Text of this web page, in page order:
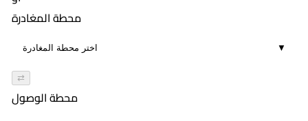
02:29٢:٢٥ PM
02:21
21
٣:٢٥ PM
٥:٥٠ PM
02:25
923
مكيف
٤:٠٠ PM23
محطة المغادرة
▼
⇄
محطة الوصول